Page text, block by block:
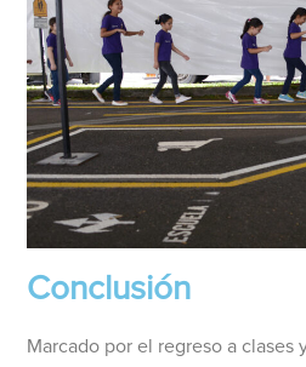
Conclusión
Marcado por el regreso a clases